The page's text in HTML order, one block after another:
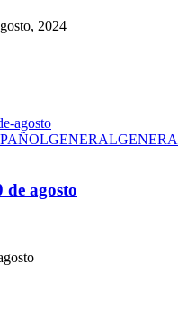
2024
GENERAL
de agosto